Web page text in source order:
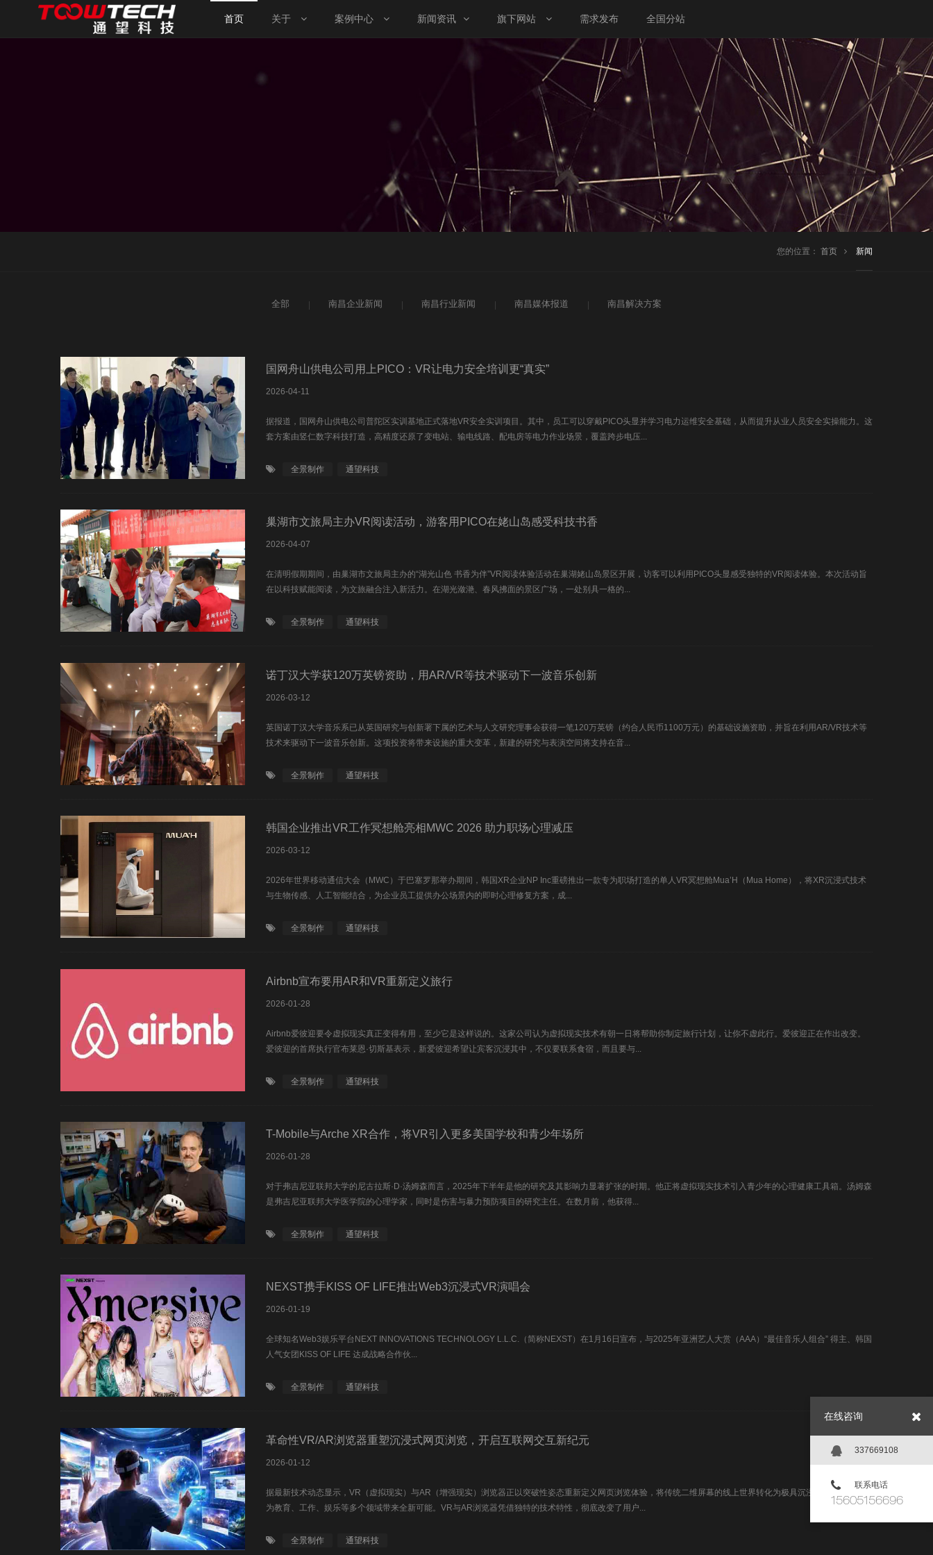
首页 关于 案例中心 新闻资讯 旗下网站 需求发布 全国分站
您的位置： 首页 新闻
全部 南昌企业新闻 南昌行业新闻 南昌媒体报道 南昌解决方案
国网舟山供电公司用上PICO：VR让电力安全培训更“真实”
2026-04-11
据报道，国网舟山供电公司普陀区实训基地正式落地VR安全实训项目。其中，员工可以穿戴PICO头显并学习电力运维安全基础，从而提升从业人员安全实操能力。这
套方案由竖仁数字科技打造，高精度还原了变电站、输电线路、配电房等电力作业场景，覆盖跨步电压...
全景制作 通望科技
巢湖市文旅局主办VR阅读活动，游客用PICO在姥山岛感受科技书香
2026-04-07
在清明假期期间，由巢湖市文旅局主办的“湖光山色 书香为伴”VR阅读体验活动在巢湖姥山岛景区开展，访客可以利用PICO头显感受独特的VR阅读体验。本次活动旨
在以科技赋能阅读，为文旅融合注入新活力。在湖光潋滟、春风拂面的景区广场，一处别具一格的...
全景制作 通望科技
诺丁汉大学获120万英镑资助，用AR/VR等技术驱动下一波音乐创新
2026-03-12
英国诺丁汉大学音乐系已从英国研究与创新署下属的艺术与人文研究理事会获得一笔120万英镑（约合人民币1100万元）的基础设施资助，并旨在利用AR/VR技术等
技术来驱动下一波音乐创新。这项投资将带来设施的重大变革，新建的研究与表演空间将支持在音...
全景制作 通望科技
韩国企业推出VR工作冥想舱亮相MWC 2026 助力职场心理减压
2026-03-12
2026年世界移动通信大会（MWC）于巴塞罗那举办期间，韩国XR企业NP Inc重磅推出一款专为职场打造的单人VR冥想舱Mua’H（Mua Home），将XR沉浸式技术
与生物传感、人工智能结合，为企业员工提供办公场景内的即时心理修复方案，成...
全景制作 通望科技
Airbnb宣布要用AR和VR重新定义旅行
2026-01-28
Airbnb爱彼迎要令虚拟现实真正变得有用，至少它是这样说的。这家公司认为虚拟现实技术有朝一日将帮助你制定旅行计划，让你不虚此行。爱彼迎正在作出改变。
爱彼迎的首席执行官布莱恩·切斯基表示，新爱彼迎希望让宾客沉浸其中，不仅要联系食宿，而且要与...
全景制作 通望科技
T-Mobile与Arche XR合作，将VR引入更多美国学校和青少年场所
2026-01-28
对于弗吉尼亚联邦大学的尼古拉斯·D·汤姆森而言，2025年下半年是他的研究及其影响力显著扩张的时期。他正将虚拟现实技术引入青少年的心理健康工具箱。汤姆森
是弗吉尼亚联邦大学医学院的心理学家，同时是伤害与暴力预防项目的研究主任。在数月前，他获得...
全景制作 通望科技
NEXST携手KISS OF LIFE推出Web3沉浸式VR演唱会
2026-01-19
全球知名Web3娱乐平台NEXT INNOVATIONS TECHNOLOGY L.L.C.（简称NEXST）在1月16日宣布，与2025年亚洲艺人大赏（AAA）“最佳音乐人组合” 得主、韩国
人气女团KISS OF LIFE 达成战略合作伙...
全景制作 通望科技
革命性VR/AR浏览器重塑沉浸式网页浏览，开启互联网交互新纪元
2026-01-12
据最新技术动态显示，VR（虚拟现实）与AR（增强现实）浏览器正以突破性姿态重新定义网页浏览体验，将传统二维屏幕的线上世界转化为极具沉浸感的三维空间，
为教育、工作、娱乐等多个领域带来全新可能。VR与AR浏览器凭借独特的技术特性，彻底改变了用户...
全景制作 通望科技
在线咨询
337669108
联系电话
15605156696